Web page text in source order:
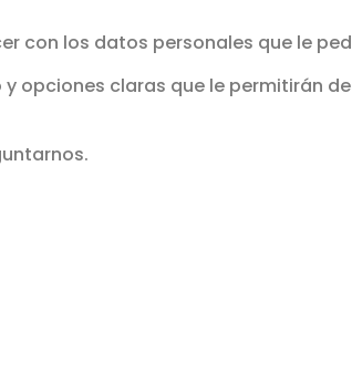
con los datos personales que le
opciones claras que le permitirán